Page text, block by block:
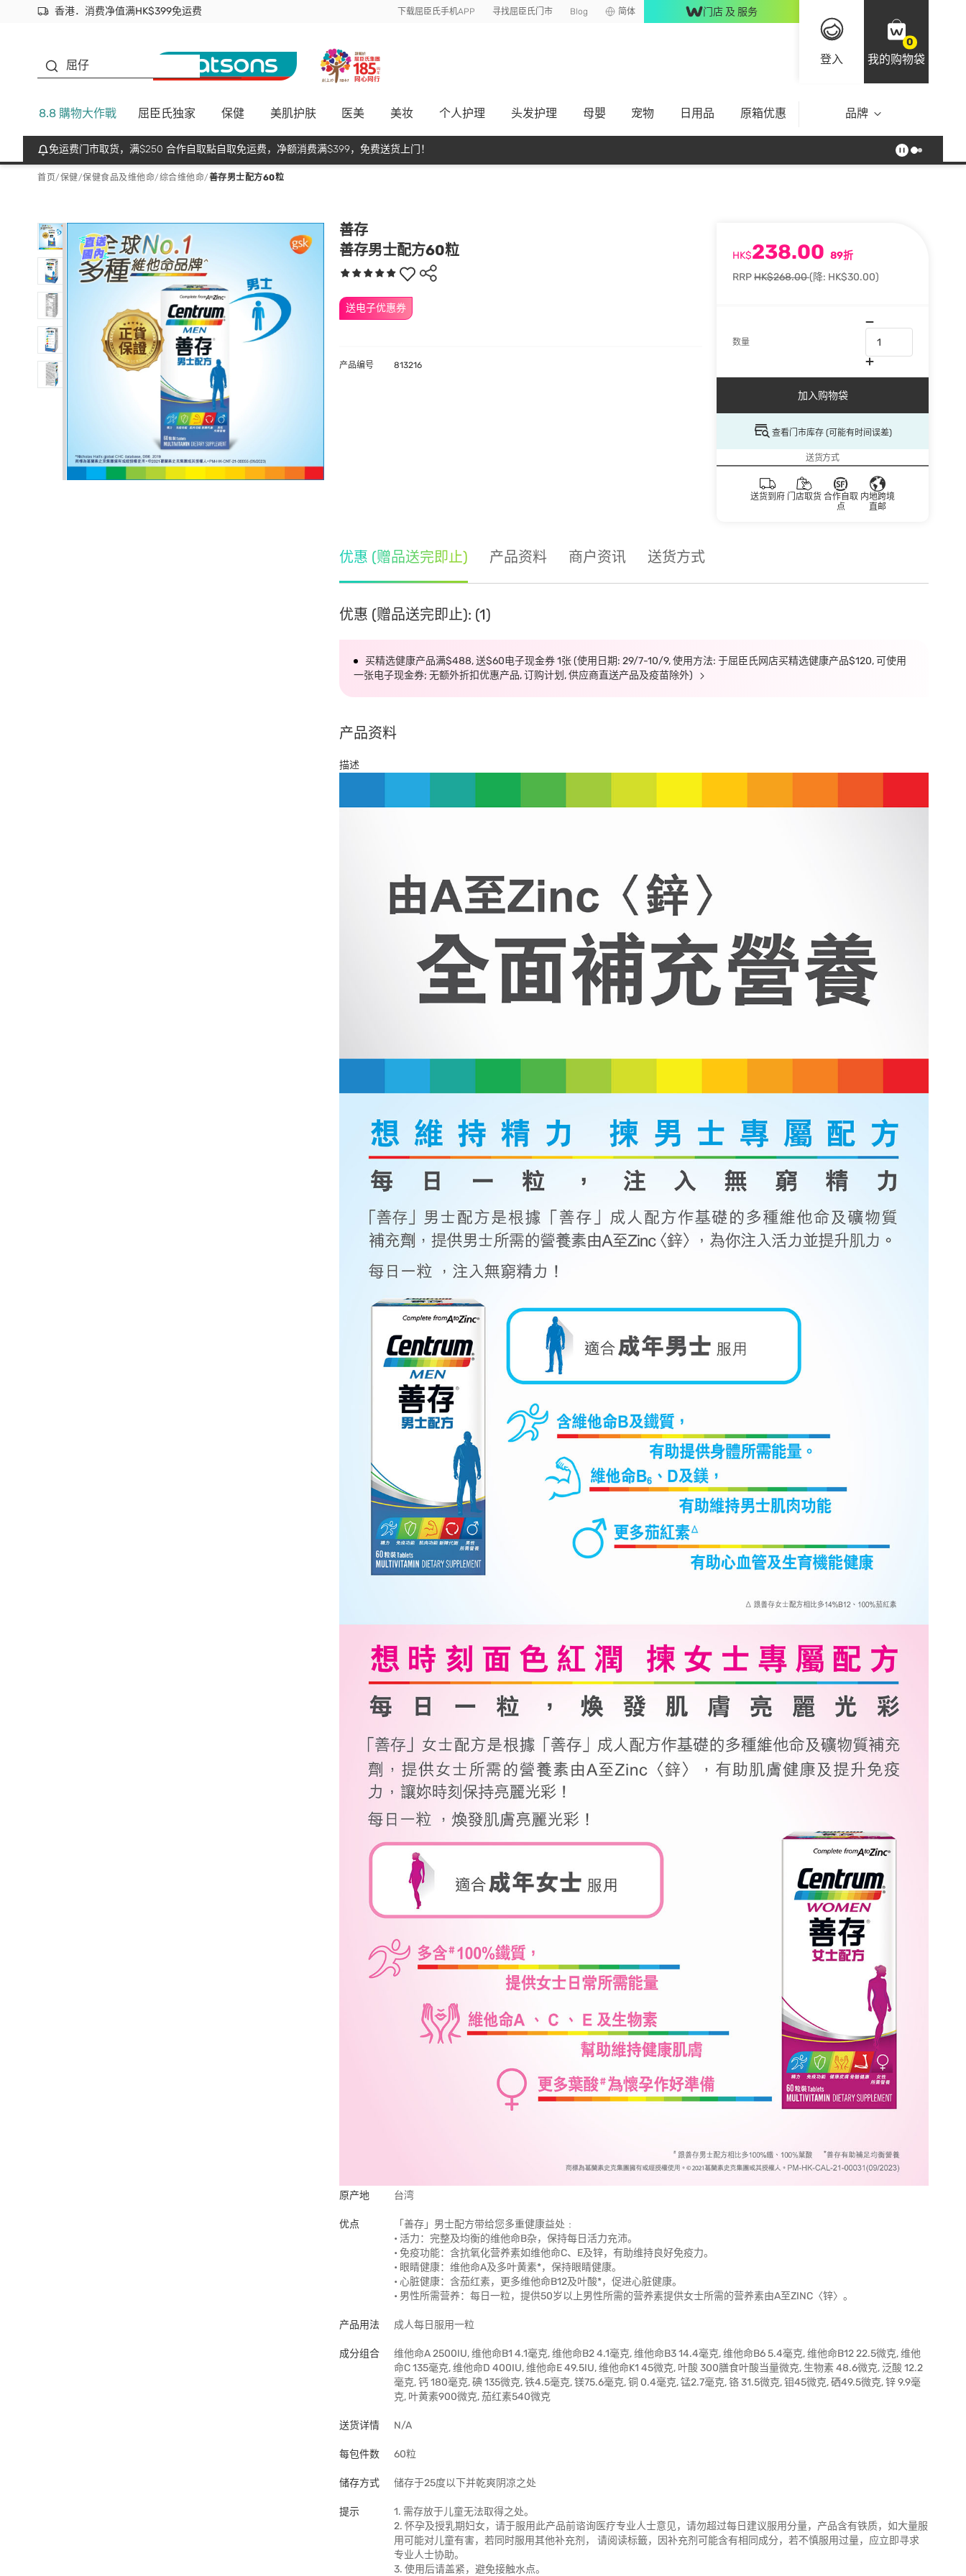
香港．消费净值满HK$399免运费
立即成为易赏钱会员尽享独家优惠
首次APP下单买满$450 输入 NEWAPP 即减$50 下载屈臣氏手机APP 寻找屈臣氏门市 Blog 简体 门店 及 服务
登入
0
我的购物袋
屈仔
8.8 購物大作戰 屈臣氏独家 保健 美肌护肤 医美 美妆 个人护理 头发护理 母嬰 宠物 日用品 原箱优惠 品牌
免运费门市取货，满$250 合作自取點自取免运费，净额消费满$399，免费送货上门！
首页/保健/保健食品及维他命/综合维他命/善存男士配方60粒
善存
善存男士配方60粒
送电子优惠券
HK$238.00 89折
RRPHK$268.00(降: HK$30.00)
数量
加入购物袋
查看门市库存 (可能有时间误差)
送货方式
送货到府 门店取货 合作自取
点
内地跨境
直邮
产品编号 813216
优惠 (赠品送完即止) 产品资料 商户资讯 送货方式
优惠 (赠品送完即止): (1)
买精选健康产品满$488, 送$60电子现金券 1张 (使用日期: 29/7-10/9, 使用方法: 于屈臣氏网店买精选健康产品$120, 可使用
一张电子现金券; 无额外折扣优惠产品, 订购计划, 供应商直送产品及疫苗除外)
产品资料
描述
原产地 台湾
优点
「善存」男士配方带给您多重健康益处﹕
• 活力：完整及均衡的维他命B杂，保持每日活力充沛。
• 免疫功能：含抗氧化营养素如维他命C、E及锌，有助维持良好免疫力。
• 眼睛健康：维他命A及多叶黄素*，保持眼睛健康。
• 心脏健康：含茄红素，更多维他命B12及叶酸*，促进心脏健康。
• 男性所需营养：每日一粒，提供50岁以上男性所需的营养素提供女士所需的营养素由A至ZINC〈锌〉。
产品用法 成人每日服用一粒
成分组合
维他命A 2500IU, 维他命B1 4.1毫克, 维他命B2 4.1毫克, 维他命B3 14.4毫克, 维他命B6 5.4毫克, 维他命B12 22.5微克, 维他
命C 135毫克, 维他命D 400IU, 维他命E 49.5IU, 维他命K1 45微克, 叶酸 300膳食叶酸当量微克, 生物素 48.6微克, 泛酸 12.2
毫克, 钙 180毫克, 碘 135微克, 铁4.5毫克, 镁75.6毫克, 铜 0.4毫克, 锰2.7毫克, 铬 31.5微克, 钼45微克, 硒49.5微克, 锌 9.9毫
克, 叶黄素900微克, 茄红素540微克
送货详情 N/A
每包件数 60粒
储存方式 储存于25度以下并乾爽阴凉之处
提示
1. 需存放于儿童无法取得之处。
2. 怀孕及授乳期妇女，请于服用此产品前谘询医疗专业人士意见，请勿超过每日建议服用分量，产品含有铁质，如大量服
用可能对儿童有害，若同时服用其他补充剂， 请阅读标籤，因补充剂可能含有相同成分，若不慎服用过量，应立即寻求
专业人士协助。
3. 使用后请盖紧，避免接触水点。